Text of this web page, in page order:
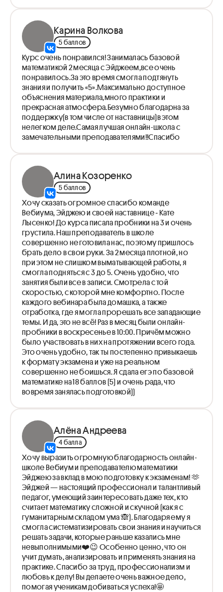
Карина Волкова
5 баллов
Курс очень понравился! Занималась базовой
математикой 2 месяца с Эйджеем,все очень
понравилось.За это время смогла подтянуть
знания и получить «5».Максимально доступное
объяснения материала,много практики и
прекрасная атмосфера.Безумно благодарна за
поддержку(в том числе от наставницы)в этом
нелегком деле.Самая лучшая онлайн-школа с
замечательными преподавателями!!Спасибо
Алина Козоренко
5 баллов
Хочу сказать огромное спасибо команде
Вебиума, Эйджею и своей наставнице ‐ Кате
Лысенко! До курса писала пробники на 3 и очень
грустила. Наш преподаватель в школе
совершенно не готовила нас, поэтому пришлось
брать дело в свои руки. За 2 месяца плотной, но
при этом не слишком выматывающей работы, я
смогла подняться с 3 до 5. Очень удобно, что
занятия были все в записи. Смотрела с той
скоростью, с которой мне комфортно. После
каждого вебинара была домашка, а также
отработка, где я могла прорешать все западающие
темы. И да, это не всё! Раз в месяц были онлайн-
пробники в воскресенье в 10:00. Причём можно
было участвовать в них на протяжении всего года.
Это очень удобно, так ты постепенно привыкаешь
к формату экзамена и уже на реальном
совершенно не боишься. Я сдала егэ по базовой
математике на 18 баллов (5) и очень рада, что
вовремя занялась подготовкой))
Алёна Андреева
4 балла
Хочу выразить огромную благодарность онлайн-
школе Вебиум и преподавателю математики
Эйджею за вклад в мою подготовку к экзаменам! 🫶
Эйджей — настоящий профессионал и талантливый
педагог, умеющий заинтересовать даже тех, кто
считает математику сложной и скучной (как я с
гуманитарным складом ума 🙈). Благодаря ему я
смогла систематизировать свои знания и научиться
решать задачи, которые раньше казались мне
невыполнимыми❤️😉 Особенно ценно, что он
учит думать, анализировать и применять знания на
практике. Спасибо за труд, профессионализм и
любовь к делу! Вы делаете очень важное дело,
помогая ученикам добиваться успеха!🤩